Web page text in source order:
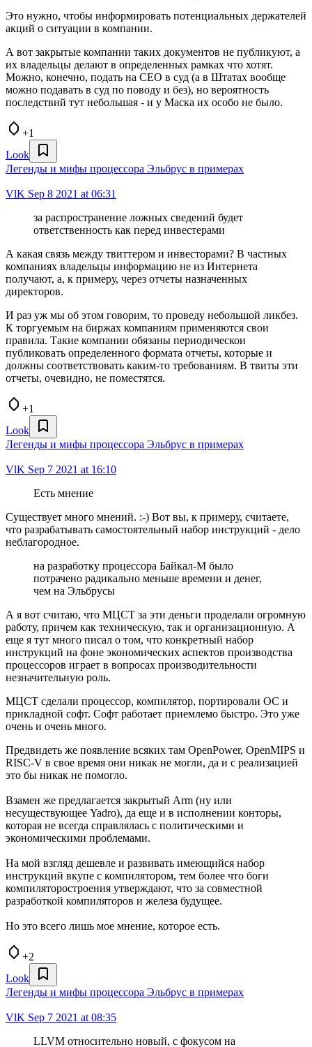
Это нужно, чтобы информировать потенциальных держателей
акций о ситуации в компании.
А вот закрытые компании таких документов не публикуют, а
их владельцы делают в определенных рамках что хотят.
Можно, конечно, подать на CEO в суд (а в Штатах вообще
можно подавать в суд по поводу и без), но вероятность
последствий тут небольшая - и у Маска их особо не было.
+1
Look
Легенды и мифы процессора Эльбрус в примерах
VlK Sep 8 2021 at 06:31
за распространение ложных сведений будет
ответственность как перед инвестерами
А какая связь между твиттером и инвесторами? В частных
компаниях владельцы информацию не из Интернета
получают, а, к примеру, через отчеты назначенных
директоров.
И раз уж мы об этом говорим, то проведу небольшой ликбез.
К торгуемым на биржах компаниям применяются свои
правила. Такие компании обязаны периодическои
публиковать определенного формата отчеты, которые и
должны соответствовать каким-то требованиям. В твиты эти
отчеты, очевидно, не поместятся.
+1
Look
Легенды и мифы процессора Эльбрус в примерах
VlK Sep 7 2021 at 16:10
Есть мнение
Существует много мнений. :-) Вот вы, к примеру, считаете,
что разрабатывать самостоятельный набор инструкций - дело
неблагородное.
на разработку процессора Байкал-М было
потрачено радикально меньше времени и денег,
чем на Эльбрусы
А я вот считаю, что МЦСТ за эти деньги проделали огромную
работу, причем как техническую, так и организационную. А
еще я тут много писал о том, что конкретный набор
инструкций на фоне экономических аспектов производства
процессоров играет в вопросах производительности
незначительную роль.
МЦСТ сделали процессор, компилятор, портировали ОС и
прикладной софт. Софт работает приемлемо быстро. Это уже
очень и очень много.
Предвидеть же появление всяких там OpenPower, OpenMIPS и
RISC-V в свое время они никак не могли, да и с реализацией
это бы никак не помогло.
Взамен же предлагается закрытый Arm (ну или
несуществующее Yadro), да еще и в исполнении конторы,
которая не всегда справлялась с политическими и
экономическими проблемами.
На мой взгляд дешевле и развивать имеющийся набор
инструкций вкупе с компилятором, тем более что боги
компиляторостроения утверждают, что за совместной
разработкой компиляторов и железа будущее.
Но это всего лишь мое мнение, которое есть.
+2
Look
Легенды и мифы процессора Эльбрус в примерах
VlK Sep 7 2021 at 08:35
LLVM относительно новый, с фокусом на